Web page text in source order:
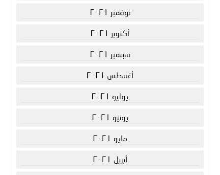
نوفمبر ٢٠٢١
أكتوبر ٢٠٢١
سبتمبر ٢٠٢١
أغسطس ٢٠٢١
يوليو ٢٠٢١
يونيو ٢٠٢١
مايو ٢٠٢١
أبريل ٢٠٢١